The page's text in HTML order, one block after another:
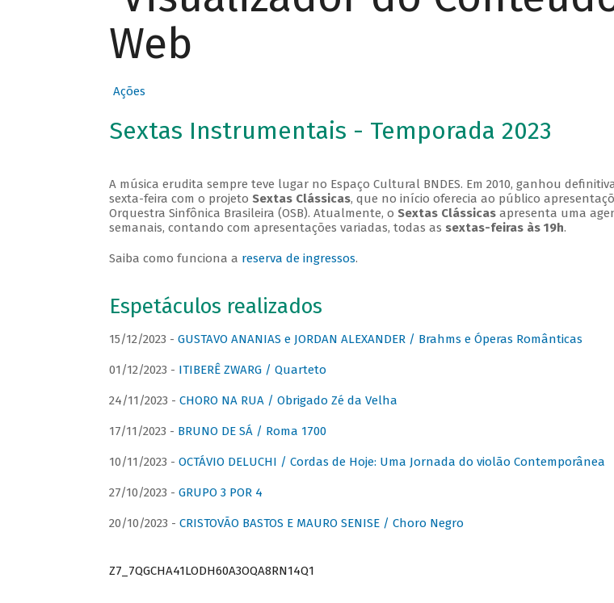
Web
Ações
Sextas Instrumentais - Temporada 2023
A música erudita sempre teve lugar no Espaço Cultural BNDES. Em 2010, ganhou
sexta-feira com o projeto Sextas Clássicas, que no início oferecia ao público
Orquestra Sinfônica Brasileira (OSB). Atualmente, o Sextas Clássicasapresenta uma
semanais, contando com apresentações variadas, todas as sextas-feiras às 19h.
Saiba como funciona a reserva de ingressos.
Espetáculos realizados
15/12/2023 - GUSTAVO ANANIAS e JORDAN ALEXANDER / Brahms e Óperas Românticas
01/12/2023 - ITIBERÊ ZWARG / Quarteto
24/11/2023 - CHORO NA RUA / Obrigado Zé da Velha
17/11/2023 - BRUNO DE SÁ / Roma 1700
10/11/2023 - OCTÁVIO DELUCHI / Cordas de Hoje: Uma Jornada do violão Contemporânea
27/10/2023 - GRUPO 3 POR 4
20/10/2023 - CRISTOVÃO BASTOS E MAURO SENISE / Choro Negro
Z7_7QGCHA41LODH60A3OQA8RN14Q1